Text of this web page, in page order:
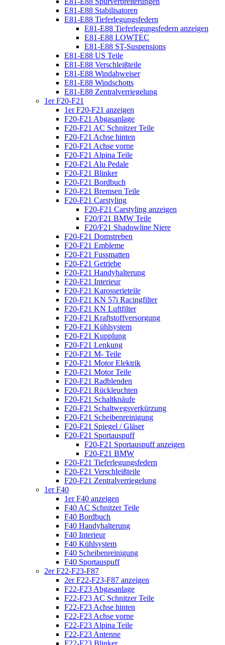
E81-E88 Stabilisatoren
E81-E88 Tieferlegungsfedern
E81-E88 Tieferlegungsfedern anzeigen
E81-E88 LOWTEC
E81-E88 ST-Suspensions
E81-E88 US Teile
E81-E88 Verschleißteile
E81-E88 Windabweiser
E81-E88 Windschotts
E81-E88 Zentralverriegelung
1er F20-F21
1er F20-F21 anzeigen
F20-F21 Abgasanlage
F20-F21 AC Schnitzer Teile
F20-F21 Achse hinten
F20-F21 Achse vorne
F20-F21 Alpina Teile
F20-F21 Alu Pedale
F20-F21 Blinker
F20-F21 Bordbuch
F20-F21 Bremsen Teile
F20-F21 Carstyling
F20-F21 Carstyling anzeigen
F20/F21 BMW Teile
F20/F21 Shadowline Niere
F20-F21 Domstreben
F20-F21 Embleme
F20-F21 Fussmatten
F20-F21 Getriebe
F20-F21 Handyhalterung
F20-F21 Interieur
F20-F21 Karosserieteile
F20-F21 KN 57i Racingfilter
F20-F21 KN Luftfilter
F20-F21 Kraftstoffversorgung
F20-F21 Kühlsystem
F20-F21 Kupplung
F20-F21 Lenkung
F20-F21 M- Teile
F20-F21 Motor Elektrik
F20-F21 Motor Teile
F20-F21 Radblenden
F20-F21 Rückleuchten
F20-F21 Schaltknäufe
F20-F21 Schaltwegsverkürzung
F20-F21 Scheibenreinigung
F20-F21 Spiegel / Gläser
F20-F21 Sportauspuff
F20-F21 Sportauspuff anzeigen
F20-F21 BMW
F20-F21 Tieferlegungsfedern
F20-F21 Verschleißteile
F20-F21 Zentralverriegelung
1er F40
1er F40 anzeigen
F40 AC Schnitzer Teile
F40 Bordbuch
F40 Handyhalterung
F40 Interieur
F40 Kühlsystem
F40 Scheibenreinigung
F40 Sportauspuff
2er F22-F23-F87
2er F22-F23-F87 anzeigen
F22-F23 Abgasanlage
F22-F23 AC Schnitzer Teile
F22-F23 Achse hinten
F22-F23 Achse vorne
F22-F23 Alpina Teile
F22-F23 Antenne
F22-F23 Blinker